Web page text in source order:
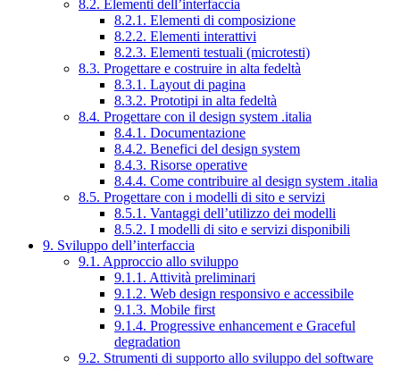
8.2. Elementi dell’interfaccia
8.2.1. Elementi di composizione
8.2.2. Elementi interattivi
8.2.3. Elementi testuali (microtesti)
8.3. Progettare e costruire in alta fedeltà
8.3.1. Layout di pagina
8.3.2. Prototipi in alta fedeltà
8.4. Progettare con il design system .italia
8.4.1. Documentazione
8.4.2. Benefici del design system
8.4.3. Risorse operative
8.4.4. Come contribuire al design system .italia
8.5. Progettare con i modelli di sito e servizi
8.5.1. Vantaggi dell’utilizzo dei modelli
8.5.2. I modelli di sito e servizi disponibili
9. Sviluppo dell’interfaccia
9.1. Approccio allo sviluppo
9.1.1. Attività preliminari
9.1.2. Web design responsivo e accessibile
9.1.3. Mobile first
9.1.4. Progressive enhancement e Graceful
degradation
9.2. Strumenti di supporto allo sviluppo del software